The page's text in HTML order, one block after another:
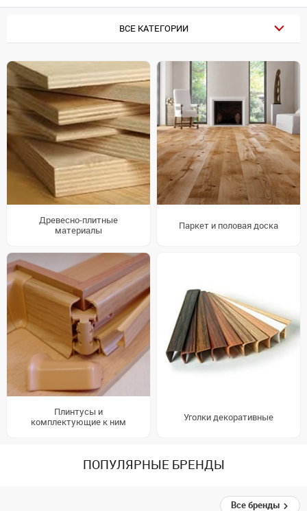
ВСЕ КАТЕГОРИИ
Древесно-плитные
материалы
Паркет и половая доска
Плинтусы и
комплектующие к ним
Уголки декоративные
ПОПУЛЯРНЫЕ БРЕНДЫ
Все бренды